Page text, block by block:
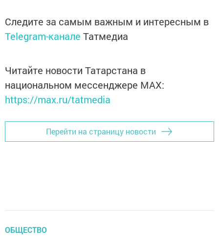
Следите за самым важным и интересным в
Telegram-канале Татмедиа
Читайте новости Татарстана в
национальном мессенджере MАХ:
https://max.ru/tatmedia
Перейти на страницу новости
ОБЩЕСТВО